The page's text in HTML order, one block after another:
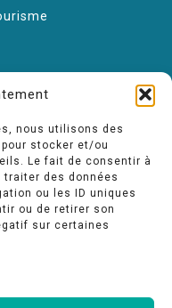
nous utilisons des
stocker et/ou
Le fait de consentir à
des données
ou les ID uniques
ou de retirer son
sur certaines
questions